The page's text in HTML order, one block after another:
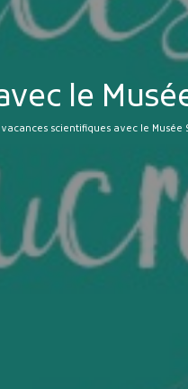
le
vacances scientifiques avec le Musée